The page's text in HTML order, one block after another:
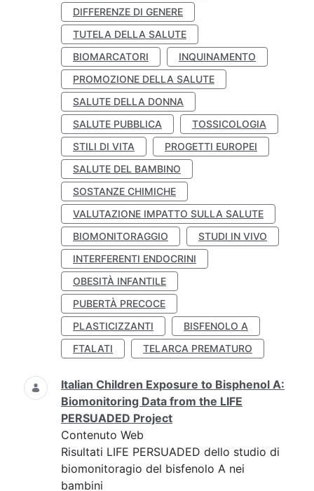
DIFFERENZE DI GENERE
TUTELA DELLA SALUTE
BIOMARCATORI
INQUINAMENTO
PROMOZIONE DELLA SALUTE
SALUTE DELLA DONNA
SALUTE PUBBLICA
TOSSICOLOGIA
STILI DI VITA
PROGETTI EUROPEI
SALUTE DEL BAMBINO
SOSTANZE CHIMICHE
VALUTAZIONE IMPATTO SULLA SALUTE
BIOMONITORAGGIO
STUDI IN VIVO
INTERFERENTI ENDOCRINI
OBESITÀ INFANTILE
PUBERTÀ PRECOCE
PLASTICIZZANTI
BISFENOLO A
FTALATI
TELARCA PREMATURO
Italian Children Exposure to Bisphenol A:
Biomonitoring Data from the LIFE
PERSUADED Project
Contenuto Web
Risultati LIFE PERSUADED dello studio di
biomonitoragio del bisfenolo A nei
bambini